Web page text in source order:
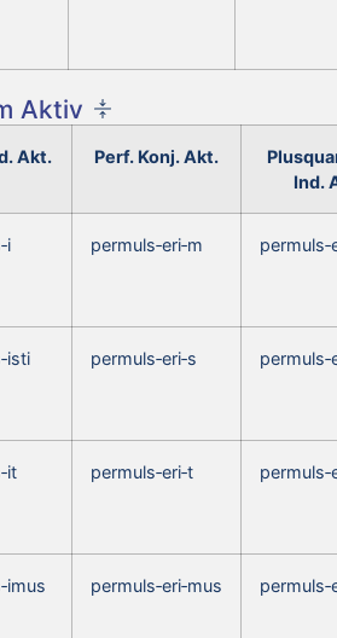
Aktiv
Akt. Perf. Konj. Akt.
Ind.
permuls‑eri‑m
permuls‑eri‑s
permuls‑eri‑t
permuls‑eri‑mus